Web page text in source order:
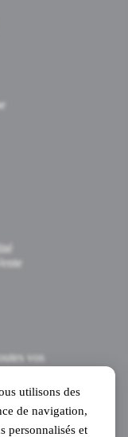
utilisons des
de navigation,
personnalisés et
vos